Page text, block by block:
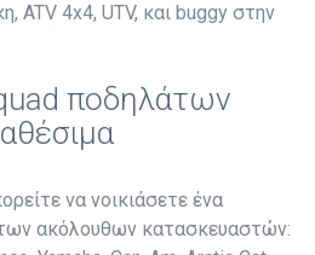
ATV 4x4, UTV, και buggy στην
ποδηλάτων
να νοικιάσετε ένα
ακόλουθων κατασκευαστών: